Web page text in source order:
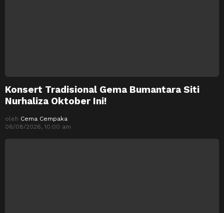
Konsert Tradisional Gema Bumantara Siti
Nurhaliza Oktober Ini!
oleh Cema Cempaka
06/08/2026, 10:00 am